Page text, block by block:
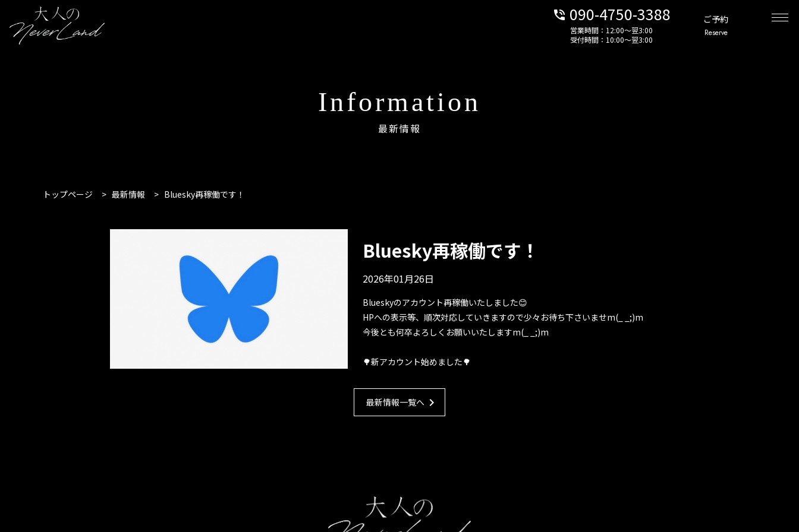
phone_in_talk 090-4750-3388
営業時間：12:00〜翌3:00
受付時間：10:00〜翌3:00
ご予約
Reserve
最新情報
Information
トップページ > 最新情報 > Bluesky再稼働です！
Bluesky再稼働です！
2026年01月26日
Blueskyのアカウント再稼働いたしました😊
HPへの表示等、順次対応していきますので少々お待ち下さいませm(_ _;)m
今後とも何卒よろしくお願いいたしますm(_ _;)m
🌳新アカウント始めました🌳
最新情報一覧へ chevron_right